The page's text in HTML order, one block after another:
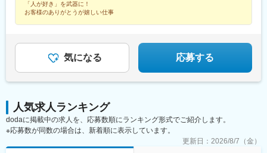
司ケ谷駅、神泉駅、住吉駅(東京都)、亀戸水神駅、京橋駅(東京
越前駅、新高円寺駅、落合駅(東京都)、虎ノ門駅、半蔵門駅、大崎
広小路駅、二子新地駅、大森海岸駅、大塚駅前駅、溝の口駅、新
高島駅、桜木町駅、元町・中華街駅、下飯田駅、石上駅、糸貫
駅、近鉄名古屋駅、栄町駅(愛知県)、西高蔵駅、矢田駅(愛知県)、
駅、北新地駅、谷町九丁目駅、日本橋駅(大阪府)、天王寺駅前駅、
梅田駅(地下鉄)、今福鶴見駅、四ツ橋駅、大阪ビジネスパーク駅、
肥後橋駅、千里中央駅(大阪モノレール)、桜ノ宮駅、岡本駅(兵庫
県)、甲子園駅、石屋川駅、祇園駅(福岡県)、天神南駅、朝倉街道
駅、平和通駅、元田中駅、奥沢駅、松原駅(東京都)、西太子堂駅、
吉・上大岡京急└千葉：イオンモール成田└兵庫：神戸元町・三宮
トアロード・三宮・デュオこうべ・ニッケパークタウン加古川・
姫路・イオンモール神戸北└広島：広島本通・ゆめタウン広島└岡
森駅、神田駅(東京都)、六本木駅、木場駅(東京都)、有楽町駅、新
宿西口駅、日本橋駅(東京都)、高円寺駅、町田駅、東中野駅、虎ノ
都)、駒沢大学駅、相模大野駅、武蔵溝ノ口駅、戸塚駅、横浜駅、
茅ケ崎駅、みなとみらい駅、新百合ケ丘駅、平塚駅、橋本駅(神奈
川県)、二俣川駅、中央林間駅、石川町駅、ゆめが丘駅、藤沢駅、
日吉駅(神奈川県)、東戸塚駅、モレラ岐阜駅、美濃青柳駅、名鉄名
ンター駅、日進駅(愛知県)、熱田駅、長久手古戦場駅、ナゴヤドー
ム前矢田駅、黒田駅(愛知県)、りんくう常滑駅、港区役所駅、安城
駅、稲沢駅、豊橋駅、南大高駅、八幡駅(愛知県)、荒子川公園駅、
六名駅、瀬田駅(滋賀県)、東寺駅、京都河原町駅、北大路駅、西院
駅(阪急線)、高の原駅、大阪難波駅、西梅田駅、大阪上本町駅、樟
「人が好き」を武器に！
お客様のありがとうが嬉しい仕事
気になる 応募する
人気求人ランキング
dodaに掲載中の求人を、応募数順にランキング形式でご紹介します。
※応募数が同数の場合は、新着順に表示しています。
更新日： 2026/8/7（金）